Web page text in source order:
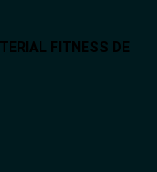
FITNESS DE